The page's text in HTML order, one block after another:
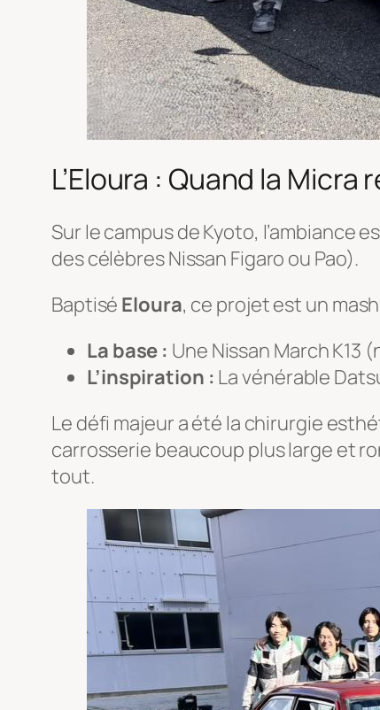
L’Eloura : Quand la
Sur le campus de Kyoto, l’ambiance
des célèbres Nissan Figaro ou Pao).
Baptisé Eloura, ce projet est un
La base : Une Nissan March K13
L’inspiration : La vénérable
Le défi majeur a été la chirurgie
carrosserie beaucoup plus large et
tout.